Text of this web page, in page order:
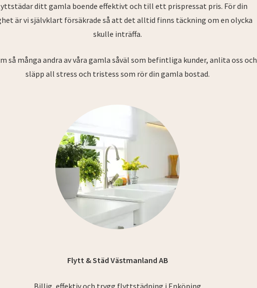
ditt gamla boende effektivt och till ett prispressat pris. För din
är vi självklart försäkrade så att det alltid finns täckning om en olycka
skulle inträffa.
så många andra av våra gamla såväl som befintliga kunder, anlita oss och
släpp all stress och tristess som rör din gamla bostad.
Flytt & Städ Västmanland AB
Billig, effektiv och trygg flyttstädning i Enköping